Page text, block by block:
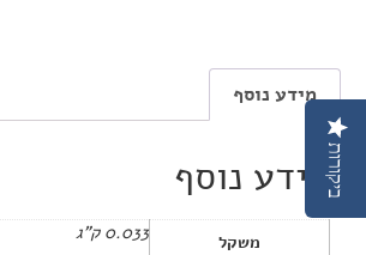
ביקורות
מידע נוסף
מידע נוסף
משקל 0.033 ק"ג